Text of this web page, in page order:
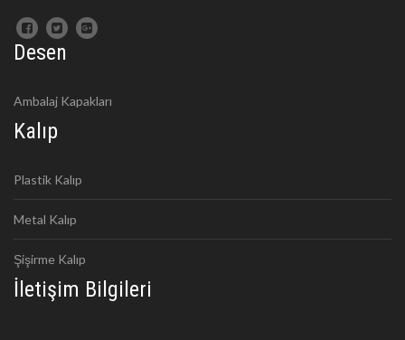
Desen
Ambalaj Kapakları
Kalıp
Plastik Kalıp
Metal Kalıp
Şişirme Kalıp
İletişim Bilgileri